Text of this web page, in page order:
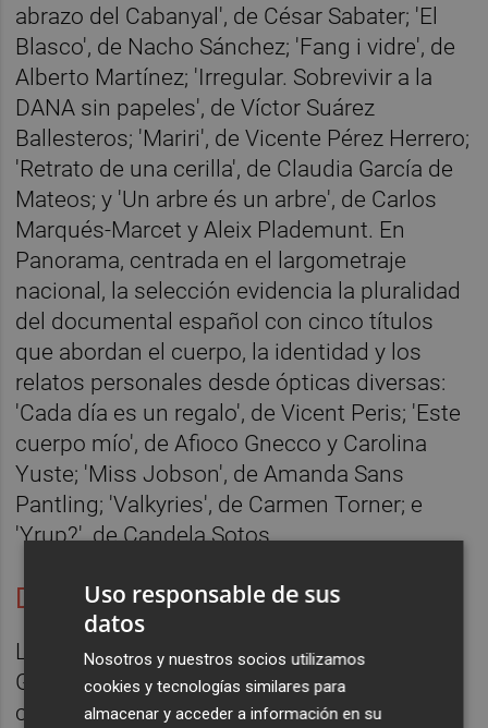
abrazo del Cabanyal', de César Sabater; 'El
Blasco', de Nacho Sánchez; 'Fang i vidre', de
Alberto Martínez; 'Irregular. Sobrevivir a la
DANA sin papeles', de Víctor Suárez
Ballesteros; 'Mariri', de Vicente Pérez Herrero;
'Retrato de una cerilla', de Claudia García de
Mateos; y 'Un arbre és un arbre', de Carlos
Marqués-Marcet y Aleix Plademunt. En
Panorama, centrada en el largometraje
nacional, la selección evidencia la pluralidad
del documental español con cinco títulos
que abordan el cuerpo, la identidad y los
relatos personales desde ópticas diversas:
'Cada día es un regalo', de Vicent Peris; 'Este
cuerpo mío', de Afioco Gnecco y Carolina
Yuste; 'Miss Jobson', de Amanda Sans
Pantling; 'Valkyries', de Carmen Torner; e
'Yrup?', de Candela Sotos.
Diálogo global
La mirada internacional llega de la mano de
Global Docs, con tres propuestas que
conectan territorios y culturas distintas: '¿A
Uso responsable de sus
datos
Nosotros y nuestros socios utilizamos
cookies y tecnologías similares para
almacenar y acceder a información en su